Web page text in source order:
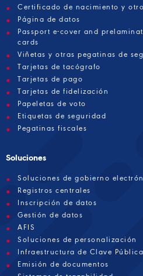
Certificado de nacimiento y
Página de datos
Passport e-cover and
cards
Viñetas y otras pegatinas de
Tarjetas de tacógrafo
Tarjetas de pago
Tarjetas de fidelización
Papeletas de voto
Etiquetas de seguridad
Pegatinas fiscales
Soluciones
Soluciones de gobierno
Registros centrales
Inscripción de datos
Gestión de datos
AFIS
Soluciones de personalización
Infraestructura de Clave
Emisión de documentos